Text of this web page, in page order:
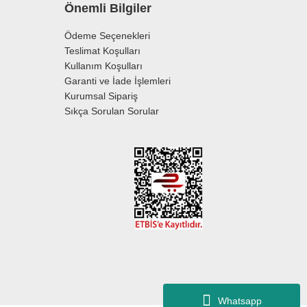
Whatsapp
Önemli Bilgiler
Ödeme Seçenekleri
Teslimat Koşulları
Kullanım Koşulları
Garanti ve İade İşlemleri
Kurumsal Sipariş
Sıkça Sorulan Sorular